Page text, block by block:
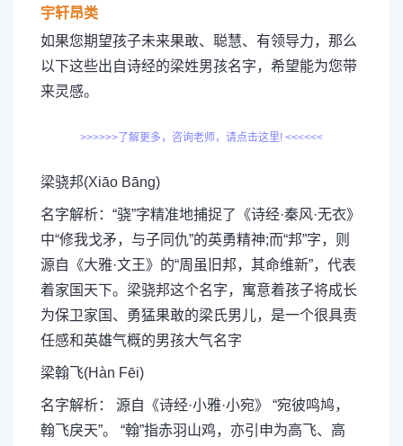
宇轩昂类
如果您期望孩子未来果敢、聪慧、有领导力，那么
以下这些出自诗经的梁姓男孩名字，希望能为您带
来灵感。
>>>>>>了解更多，咨询老师，请点击这里! <<<<<<
梁骁邦(Xiāo Bāng)
名字解析：“骁”字精准地捕捉了《诗经·秦风·无衣》
中“修我戈矛，与子同仇”的英勇精神;而“邦”字，则
源自《大雅·文王》的“周虽旧邦，其命维新”，代表
着家国天下。梁骁邦这个名字，寓意着孩子将成长
为保卫家国、勇猛果敢的梁氏男儿，是一个很具责
任感和英雄气概的男孩大气名字
梁翰飞(Hàn Fēi)
名字解析： 源自《诗经·小雅·小宛》 “宛彼鸣鸠，
翰飞戾天”。 “翰”指赤羽山鸡，亦引申为高飞、高